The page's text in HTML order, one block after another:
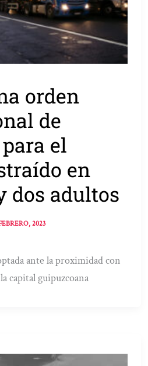
orden
de
el
en
dos adultos
2023
ante la proximidad con
capital guipuzcoana